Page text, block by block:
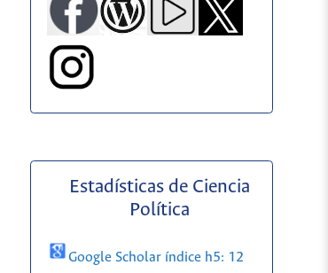
Estadísticas de Ciencia
Política
Google Scholar índice h5: 12